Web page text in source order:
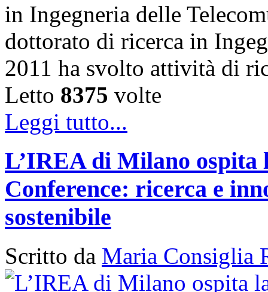
in Ingegneria delle
dottorato di ricerca in
2011 ha svolto attività di
Letto 8375 volte
Leggi tutto...
L’IREA di Milano
Conference: ricerca e
sostenibile
Scritto da Maria Consiglia